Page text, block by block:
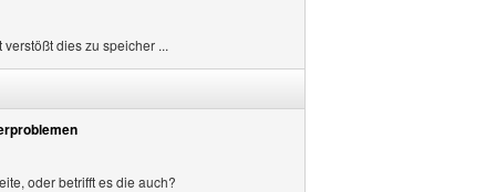
dies zu speicher ...
oder betrifft es die auch?